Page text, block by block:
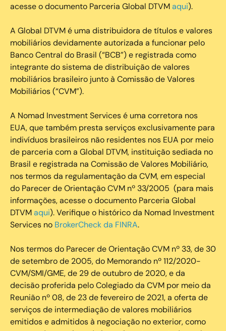
acesse o documento Parceria Global DTVMaqui).
A Global DTVM é uma distribuidora de títulos e valores
mobiliários devidamente autorizada a funcionar pelo
Banco Central do Brasil (“BCB”) e registrada como
integrante do sistema de distribuição de valores
mobiliários brasileiro junto à Comissão de Valores
Mobiliários (“CVM”).
‍A Nomad Investment Services é uma corretora nos
EUA, que também presta serviços exclusivamente para
indivíduos brasileiros não residentes nos EUA por meio
de parceria com a Global DTVM, instituição sediada no
Brasil e registrada na Comissão de Valores Mobiliário,
nos termos da regulamentação da CVM, em especial
do Parecer de Orientação CVM nº 33/2005 (para mais
informações, acesse o documento Parceria Global
DTVMaqui). Verifique o histórico da Nomad Investment
Services no BrokerCheck da FINRA.
Nos termos do Parecer de Orientação CVM nº 33, de 30
de setembro de 2005, do Memorando nº 112/2020-
CVM/SMI/GME, de 29 de outubro de 2020, e da
decisão proferida pelo Colegiado da CVM por meio da
Reunião nº 08, de 23 de fevereiro de 2021, a oferta de
serviços de intermediação de valores mobiliários
emitidos e admitidos à negociação no exterior, como